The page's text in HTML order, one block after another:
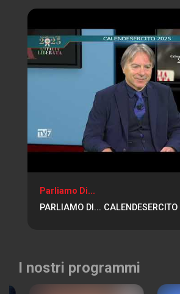
Parliamo Di...
PARLIAMO DI...
I nostri programmi